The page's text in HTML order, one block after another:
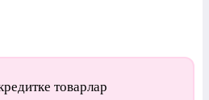
товарлар